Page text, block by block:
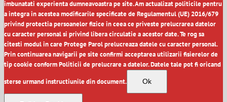
imbunatati experienta dumneavoastra pe site. Am actualizat politicile pentru
a integra in acestea modificarile specificate de Regulamentul (UE) 2016/679
privind protectia persoanelor fizice in ceea ce priveste prelucrarea datelor
cu caracter personal si privind libera circulatie a acestor date. Te rog sa
citesti modul in care Protege Parol prelucreaza datele cu caracter personal.
Prin continuarea navigarii pe site confirmi acceptarea utilizarii fisierelor de
tip cookie conform Politicii de prelucrare a datelor. Datele tale pot fi oricand
sterse urmand instructiunile din document.
Ok